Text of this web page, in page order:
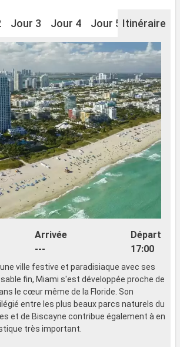
Jour 3 Jour 4 Jour 5 Itinéraire
Arrivée
---
Départ
17:00
ville festive et paradisiaque avec ses
fin, Miami s'est développée proche de
le cœur même de la Floride. Son
entre les plus beaux parcs naturels du
et de Biscayne contribue également à en
très important.